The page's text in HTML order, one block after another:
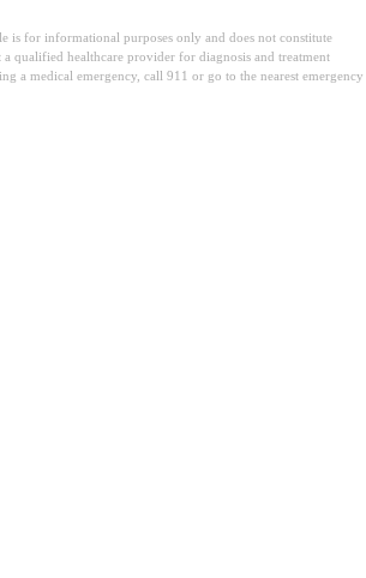
is for informational purposes only and does not constitute
qualified healthcare provider for diagnosis and treatment
a medical emergency, call 911 or go to the nearest emergency